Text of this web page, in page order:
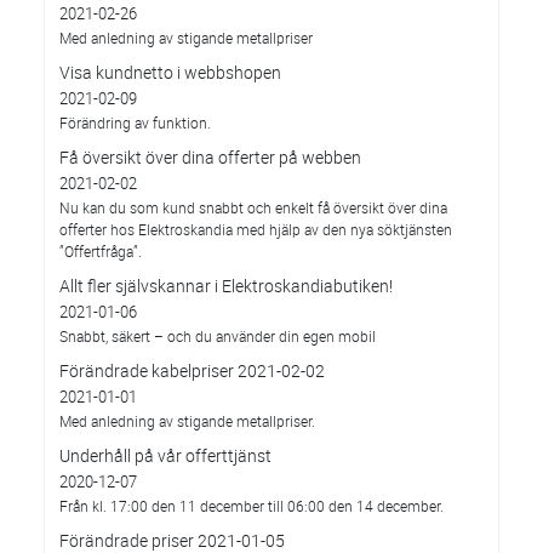
2021-02-26
Med anledning av stigande metallpriser
Visa kundnetto i webbshopen
2021-02-09
Förändring av funktion.
Få översikt över dina offerter på webben
2021-02-02
Nu kan du som kund snabbt och enkelt få översikt över dina
offerter hos Elektroskandia med hjälp av den nya söktjänsten
”Offertfråga”.
Allt fler självskannar i Elektroskandiabutiken!
2021-01-06
Snabbt, säkert – och du använder din egen mobil
Förändrade kabelpriser 2021-02-02
2021-01-01
Med anledning av stigande metallpriser.
Underhåll på vår offerttjänst
2020-12-07
Från kl. 17:00 den 11 december till 06:00 den 14 december.
Förändrade priser 2021-01-05